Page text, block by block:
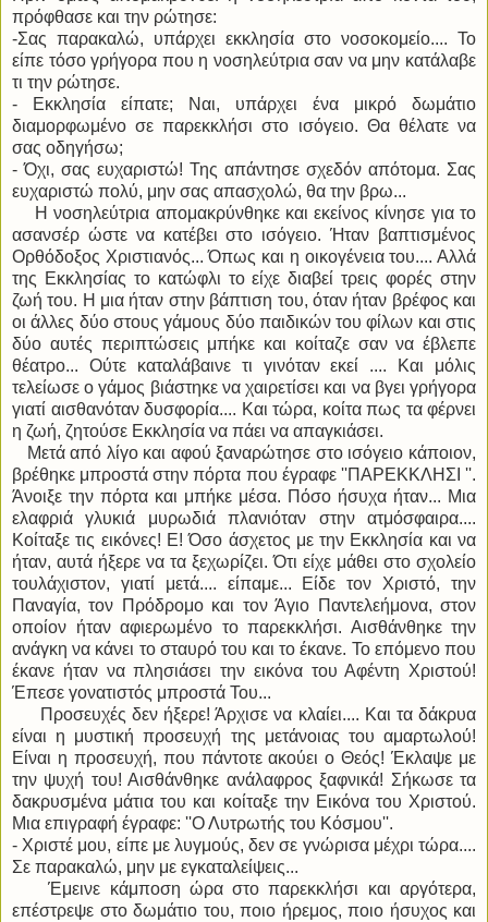
πρόφθασε και την ρώτησε:
-Σας παρακαλώ, υπάρχει εκκλησία στο νοσοκομείο.... Το
είπε τόσο γρήγορα που η νοσηλεύτρια σαν να μην κατάλαβε
τι την ρώτησε.
- Εκκλησία είπατε; Ναι, υπάρχει ένα μικρό δωμάτιο
διαμορφωμένο σε παρεκκλήσι στο ισόγειο. Θα θέλατε να
σας οδηγήσω;
- Όχι, σας ευχαριστώ! Της απάντησε σχεδόν απότομα. Σας
ευχαριστώ πολύ, μην σας απασχολώ, θα την βρω...
Η νοσηλεύτρια απομακρύνθηκε και εκείνος κίνησε για το
ασανσέρ ώστε να κατέβει στο ισόγειο. Ήταν βαπτισμένος
Ορθόδοξος Χριστιανός... Όπως και η οικογένεια του.... Αλλά
της Εκκλησίας το κατώφλι το είχε διαβεί τρεις φορές στην
ζωή του. Η μια ήταν στην βάπτιση του, όταν ήταν βρέφος και
οι άλλες δύο στους γάμους δύο παιδικών του φίλων και στις
δύο αυτές περιπτώσεις μπήκε και κοίταζε σαν να έβλεπε
θέατρο... Ούτε καταλάβαινε τι γινόταν εκεί .... Και μόλις
τελείωσε ο γάμος βιάστηκε να χαιρετίσει και να βγει γρήγορα
γιατί αισθανόταν δυσφορία.... Και τώρα, κοίτα πως τα φέρνει
η ζωή, ζητούσε Εκκλησία να πάει να απαγκιάσει.
Μετά από λίγο και αφού ξαναρώτησε στο ισόγειο κάποιον,
βρέθηκε μπροστά στην πόρτα που έγραφε ''ΠΑΡΕΚΚΛΗΣΙ ''.
Άνοιξε την πόρτα και μπήκε μέσα. Πόσο ήσυχα ήταν... Μια
ελαφριά γλυκιά μυρωδιά πλανιόταν στην ατμόσφαιρα....
Κοίταξε τις εικόνες! Ε! Όσο άσχετος με την Εκκλησία και να
ήταν, αυτά ήξερε να τα ξεχωρίζει. Ότι είχε μάθει στο σχολείο
τουλάχιστον, γιατί μετά.... είπαμε... Είδε τον Χριστό, την
Παναγία, τον Πρόδρομο και τον Άγιο Παντελεήμονα, στον
οποίον ήταν αφιερωμένο το παρεκκλήσι. Αισθάνθηκε την
ανάγκη να κάνει το σταυρό του και το έκανε. Το επόμενο που
έκανε ήταν να πλησιάσει την εικόνα του Αφέντη Χριστού!
Έπεσε γονατιστός μπροστά Του...
Προσευχές δεν ήξερε! Άρχισε να κλαίει.... Και τα δάκρυα
είναι η μυστική προσευχή της μετάνοιας του αμαρτωλού!
Είναι η προσευχή, που πάντοτε ακούει ο Θεός! Έκλαψε με
την ψυχή του! Αισθάνθηκε ανάλαφρος ξαφνικά! Σήκωσε τα
δακρυσμένα μάτια του και κοίταξε την Εικόνα του Χριστού.
Μια επιγραφή έγραφε: ''Ο Λυτρωτής του Κόσμου''.
- Χριστέ μου, είπε με λυγμούς, δεν σε γνώρισα μέχρι τώρα....
Σε παρακαλώ, μην με εγκαταλείψεις...
Έμεινε κάμποση ώρα στο παρεκκλήσι και αργότερα,
επέστρεψε στο δωμάτιο του, ποιο ήρεμος, ποιο ήσυχος και